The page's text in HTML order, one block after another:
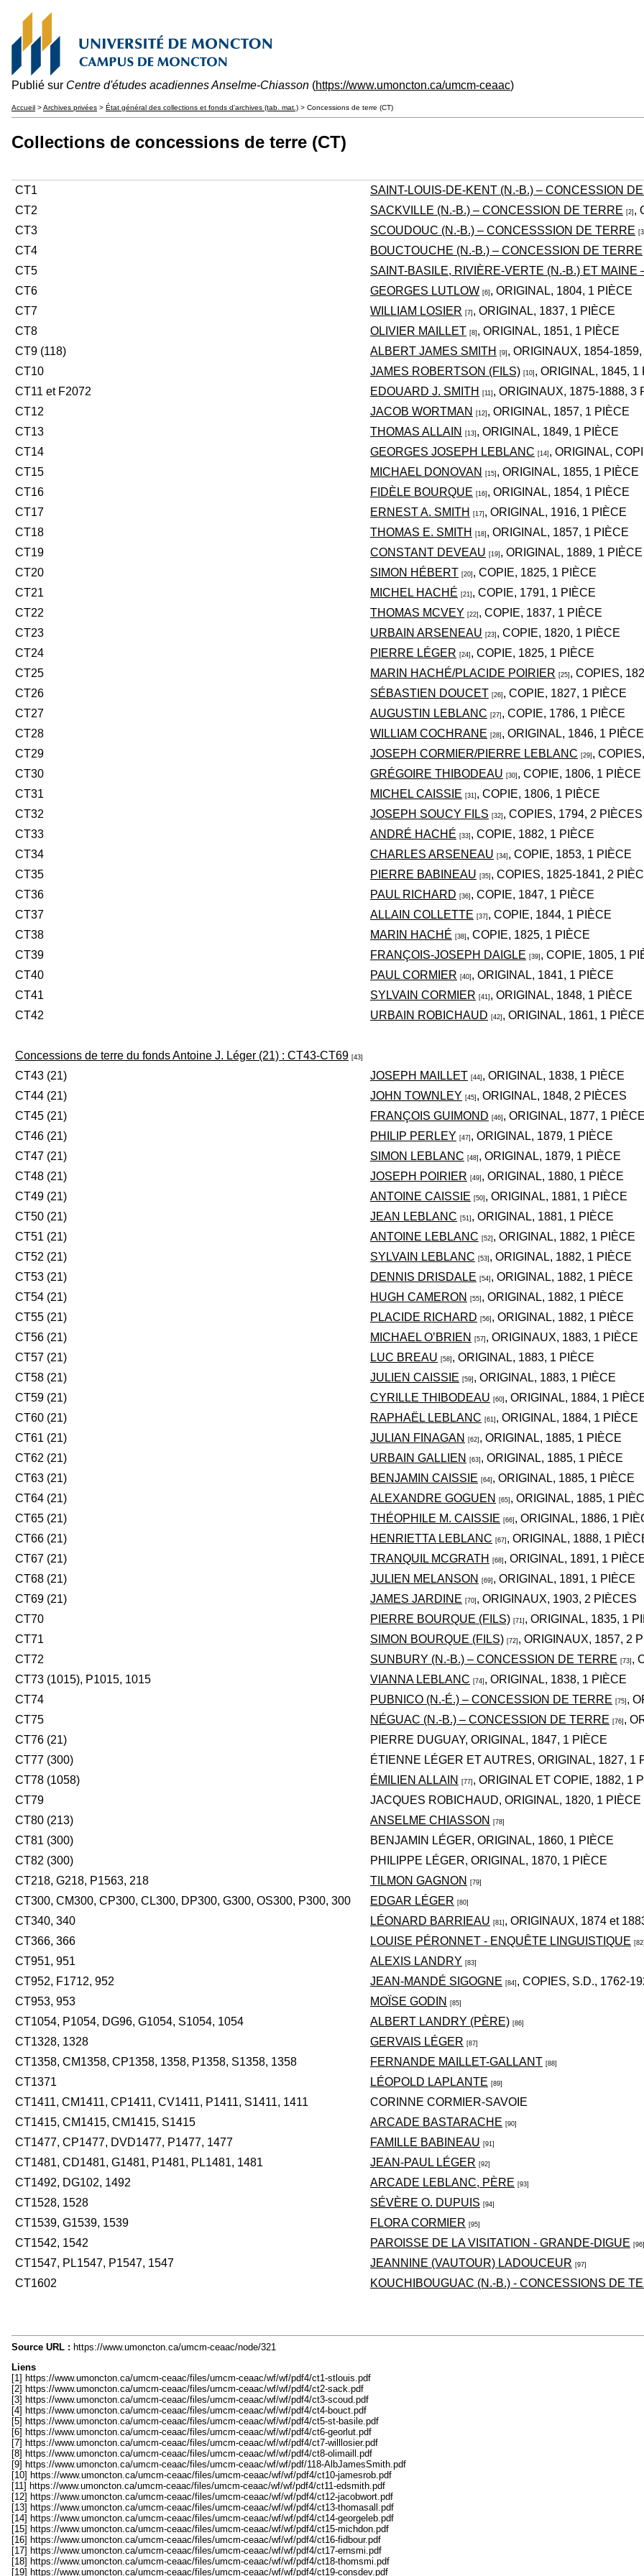
Publié sur Centre d'études acadiennes Anselme-Chiasson (https://www.umoncton.ca/umcm-ceaac)
Accueil >Archives privées > État général des collections et fonds d'archives (tab. mat.) > Concessions de terre (CT)
Collections de concessions de terre (CT)
CT1 SAINT-LOUIS-DE-KENT (N.-B.) – CONCESSION
CT2
SACKVILLE (N.-B.) – CONCESSION DE TERRE [2] ,
CT3
SCOUDOUC (N.-B.) – CONCESSSION DE TERRE [3]
CT4
BOUCTOUCHE (N.-B.) – CONCESSION DE TERRE
CT5
SAINT-BASILE, RIVIÈRE-VERTE (N.-B.) ET MAINE
CT6
GEORGES LUTLOW [6] , ORIGINAL, 1804, 1 PIÈCE
CT7
WILLIAM LOSIER [7] , ORIGINAL, 1837, 1 PIÈCE
CT8
OLIVIER MAILLET [8] , ORIGINAL, 1851, 1 PIÈCE
CT9 (118)
ALBERT JAMES SMITH [9] , ORIGINAUX, 1854-
CT10
JAMES ROBERTSON (FILS) [10] , ORIGINAL, 1845, 1
CT11 et F2072
EDOUARD J. SMITH [11] , ORIGINAUX, 1875-1888, 3
CT12
JACOB WORTMAN [12] , ORIGINAL, 1857, 1 PIÈCE
CT13
THOMAS ALLAIN [13] , ORIGINAL, 1849, 1 PIÈCE
CT14
GEORGES JOSEPH LEBLANC [14] , ORIGINAL,
CT15
MICHAEL DONOVAN [15] , ORIGINAL, 1855, 1 PIÈCE
CT16
FIDÈLE BOURQUE [16] , ORIGINAL, 1854, 1 PIÈCE
CT17
ERNEST A. SMITH [17] , ORIGINAL, 1916, 1 PIÈCE
CT18
THOMAS E. SMITH [18] , ORIGINAL, 1857, 1 PIÈCE
CT19
CONSTANT DEVEAU [19] , ORIGINAL, 1889, 1 PIÈCE
CT20
SIMON HÉBERT [20] , COPIE, 1825, 1 PIÈCE
CT21
MICHEL HACHÉ [21] , COPIE, 1791, 1 PIÈCE
CT22
THOMAS MCVEY [22] , COPIE, 1837, 1 PIÈCE
CT23
URBAIN ARSENEAU [23] , COPIE, 1820, 1 PIÈCE
CT24
PIERRE LÉGER [24] , COPIE, 1825, 1 PIÈCE
CT25
MARIN HACHÉ/PLACIDE POIRIER [25] , COPIES,
CT26
SÉBASTIEN DOUCET [26] , COPIE, 1827, 1 PIÈCE
CT27
AUGUSTIN LEBLANC [27] , COPIE, 1786, 1 PIÈCE
CT28
WILLIAM COCHRANE [28] , ORIGINAL, 1846, 1 PIÈCE
CT29
JOSEPH CORMIER/PIERRE LEBLANC [29] ,
CT30
GRÉGOIRE THIBODEAU [30] , COPIE, 1806, 1 PIÈCE
CT31
MICHEL CAISSIE [31] , COPIE, 1806, 1 PIÈCE
CT32
JOSEPH SOUCY FILS [32] , COPIES, 1794, 2 PIÈCES
CT33
ANDRÉ HACHÉ [33] , COPIE, 1882, 1 PIÈCE
CT34
CHARLES ARSENEAU [34] , COPIE, 1853, 1 PIÈCE
CT35
PIERRE BABINEAU [35] , COPIES, 1825-1841, 2
CT36
PAUL RICHARD [36] , COPIE, 1847, 1 PIÈCE
CT37
ALLAIN COLLETTE [37] , COPIE, 1844, 1 PIÈCE
CT38
MARIN HACHÉ [38] , COPIE, 1825, 1 PIÈCE
CT39
FRANÇOIS-JOSEPH DAIGLE [39] , COPIE, 1805, 1
CT40
PAUL CORMIER [40] , ORIGINAL, 1841, 1 PIÈCE
CT41
SYLVAIN CORMIER [41] , ORIGINAL, 1848, 1 PIÈCE
CT42
URBAIN ROBICHAUD [42] , ORIGINAL, 1861, 1 PIÈCE
Concessions de terre du fonds Antoine J. Léger (21) : CT43-CT69 [43]
CT43 (21) JOSEPH MAILLET [44] , ORIGINAL, 1838, 1 PIÈCE
CT44 (21)
JOHN TOWNLEY [45] , ORIGINAL, 1848, 2 PIÈCES
CT45 (21)
FRANÇOIS GUIMOND [46] , ORIGINAL, 1877, 1 PIÈCE
CT46 (21)
PHILIP PERLEY [47] , ORIGINAL, 1879, 1 PIÈCE
CT47 (21)
SIMON LEBLANC [48] , ORIGINAL, 1879, 1 PIÈCE
CT48 (21)
JOSEPH POIRIER [49] , ORIGINAL, 1880, 1 PIÈCE
CT49 (21)
ANTOINE CAISSIE [50] , ORIGINAL, 1881, 1 PIÈCE
CT50 (21)
JEAN LEBLANC [51] , ORIGINAL, 1881, 1 PIÈCE
CT51 (21)
ANTOINE LEBLANC [52] , ORIGINAL, 1882, 1 PIÈCE
CT52 (21)
SYLVAIN LEBLANC [53] , ORIGINAL, 1882, 1 PIÈCE
CT53 (21)
DENNIS DRISDALE [54] , ORIGINAL, 1882, 1 PIÈCE
CT54 (21)
HUGH CAMERON [55] , ORIGINAL, 1882, 1 PIÈCE
CT55 (21)
PLACIDE RICHARD [56] , ORIGINAL, 1882, 1 PIÈCE
CT56 (21)
MICHAEL O’BRIEN [57] , ORIGINAUX, 1883, 1 PIÈCE
CT57 (21)
LUC BREAU [58] , ORIGINAL, 1883, 1 PIÈCE
CT58 (21)
JULIEN CAISSIE [59] , ORIGINAL, 1883, 1 PIÈCE
CT59 (21)
CYRILLE THIBODEAU [60] , ORIGINAL, 1884, 1
CT60 (21)
RAPHAËL LEBLANC [61] , ORIGINAL, 1884, 1 PIÈCE
CT61 (21)
JULIAN FINAGAN [62] , ORIGINAL, 1885, 1 PIÈCE
CT62 (21)
URBAIN GALLIEN [63] , ORIGINAL, 1885, 1 PIÈCE
CT63 (21)
BENJAMIN CAISSIE [64] , ORIGINAL, 1885, 1 PIÈCE
CT64 (21)
ALEXANDRE GOGUEN [65] , ORIGINAL, 1885, 1
CT65 (21)
THÉOPHILE M. CAISSIE [66] , ORIGINAL, 1886, 1
CT66 (21)
HENRIETTA LEBLANC [67] , ORIGINAL, 1888, 1
CT67 (21)
TRANQUIL MCGRATH [68] , ORIGINAL, 1891, 1
CT68 (21)
JULIEN MELANSON [69] , ORIGINAL, 1891, 1 PIÈCE
CT69 (21)
JAMES JARDINE [70] , ORIGINAUX, 1903, 2 PIÈCES
CT70
PIERRE BOURQUE (FILS) [71] , ORIGINAL, 1835, 1
CT71
SIMON BOURQUE (FILS) [72] , ORIGINAUX, 1857, 2
CT72
SUNBURY (N.-B.) – CONCESSION DE TERRE [73] ,
CT73 (1015), P1015, 1015
VIANNA LEBLANC [74] , ORIGINAL, 1838, 1 PIÈCE
CT74
PUBNICO (N.-É.) – CONCESSION DE TERRE [75] ,
CT75
NÉGUAC (N.-B.) – CONCESSION DE TERRE [76] ,
CT76 (21)
PIERRE DUGUAY, ORIGINAL, 1847, 1 PIÈCE
CT77 (300)
ÉTIENNE LÉGER ET AUTRES, ORIGINAL, 1827, 1
CT78 (1058)
ÉMILIEN ALLAIN [77] , ORIGINAL ET COPIE, 1882, 1
CT79
JACQUES ROBICHAUD, ORIGINAL, 1820, 1 PIÈCE
CT80 (213)
ANSELME CHIASSON [78]
CT81 (300)
BENJAMIN LÉGER, ORIGINAL, 1860, 1 PIÈCE
CT82 (300)
PHILIPPE LÉGER, ORIGINAL, 1870, 1 PIÈCE
CT218, G218, P1563, 218
TILMON GAGNON [79]
CT300, CM300, CP300, CL300, DP300, G300, OS300, P300, 300 EDGAR LÉGER [80]
CT340, 340 LÉONARD BARRIEAU [81] , ORIGINAUX, 1874 et
CT366, 366
LOUISE PÉRONNET - ENQUÊTE LINGUISTIQUE [82]
CT951, 951 ALEXIS LANDRY [83]
CT952, F1712, 952 JEAN-MANDÉ SIGOGNE [84] , COPIES, S.D., 1762-
CT953, 953
MOÏSE GODIN [85]
CT1054, P1054, DG96, G1054, S1054, 1054 ALBERT LANDRY (PÈRE) [86]
CT1328, 1328 GERVAIS LÉGER [87]
CT1358, CM1358, CP1358, 1358, P1358, S1358, 1358 FERNANDE MAILLET-GALLANT [88]
CT1371 LÉOPOLD LAPLANTE [89]
CT1411, CM1411, CP1411, CV1411, P1411, S1411, 1411
CORINNE CORMIER-SAVOIE
CT1415, CM1415, CM1415, S1415
ARCADE BASTARACHE [90]
CT1477, CP1477, DVD1477, P1477, 1477 FAMILLE BABINEAU [91]
CT1481, CD1481, G1481, P1481, PL1481, 1481 JEAN-PAUL LÉGER [92]
CT1492, DG102, 1492 ARCADE LEBLANC, PÈRE [93]
CT1528, 1528 SÉVÈRE O. DUPUIS [94]
CT1539, G1539, 1539 FLORA CORMIER [95]
CT1542, 1542 PAROISSE DE LA VISITATION - GRANDE-DIGUE [96]
CT1547, PL1547, P1547, 1547 JEANNINE (VAUTOUR) LADOUCEUR [97]
CT1602 KOUCHIBOUGUAC (N.-B.) - CONCESSIONS DE
Source URL : https://www.umoncton.ca/umcm-ceaac/node/321
Liens
[1] https://www.umoncton.ca/umcm-ceaac/files/umcm-ceaac/wf/wf/pdf4/ct1-stlouis.pdf
[2] https://www.umoncton.ca/umcm-ceaac/files/umcm-ceaac/wf/wf/pdf4/ct2-sack.pdf
[3] https://www.umoncton.ca/umcm-ceaac/files/umcm-ceaac/wf/wf/pdf4/ct3-scoud.pdf
[4] https://www.umoncton.ca/umcm-ceaac/files/umcm-ceaac/wf/wf/pdf4/ct4-bouct.pdf
[5] https://www.umoncton.ca/umcm-ceaac/files/umcm-ceaac/wf/wf/pdf4/ct5-st-basile.pdf
[6] https://www.umoncton.ca/umcm-ceaac/files/umcm-ceaac/wf/wf/pdf4/ct6-georlut.pdf
[7] https://www.umoncton.ca/umcm-ceaac/files/umcm-ceaac/wf/wf/pdf4/ct7-willlosier.pdf
[8] https://www.umoncton.ca/umcm-ceaac/files/umcm-ceaac/wf/wf/pdf4/ct8-olimaill.pdf
[9] https://www.umoncton.ca/umcm-ceaac/files/umcm-ceaac/wf/wf/pdf/118-AlbJamesSmith.pdf
[10] https://www.umoncton.ca/umcm-ceaac/files/umcm-ceaac/wf/wf/pdf4/ct10-jamesrob.pdf
[11] https://www.umoncton.ca/umcm-ceaac/files/umcm-ceaac/wf/wf/pdf4/ct11-edsmith.pdf
[12] https://www.umoncton.ca/umcm-ceaac/files/umcm-ceaac/wf/wf/pdf4/ct12-jacobwort.pdf
[13] https://www.umoncton.ca/umcm-ceaac/files/umcm-ceaac/wf/wf/pdf4/ct13-thomasall.pdf
[14] https://www.umoncton.ca/umcm-ceaac/files/umcm-ceaac/wf/wf/pdf4/ct14-georgeleb.pdf
[15] https://www.umoncton.ca/umcm-ceaac/files/umcm-ceaac/wf/wf/pdf4/ct15-michdon.pdf
[16] https://www.umoncton.ca/umcm-ceaac/files/umcm-ceaac/wf/wf/pdf4/ct16-fidbour.pdf
[17] https://www.umoncton.ca/umcm-ceaac/files/umcm-ceaac/wf/wf/pdf4/ct17-ernsmi.pdf
[18] https://www.umoncton.ca/umcm-ceaac/files/umcm-ceaac/wf/wf/pdf4/ct18-thomsmi.pdf
[19] https://www.umoncton.ca/umcm-ceaac/files/umcm-ceaac/wf/wf/pdf4/ct19-consdev.pdf